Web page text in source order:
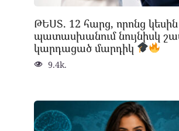
ԹԵՍՏ. 12 հարց, որոնց
պատասխանում նույնիսկ
կարդացած մարդիկ
9.4k.